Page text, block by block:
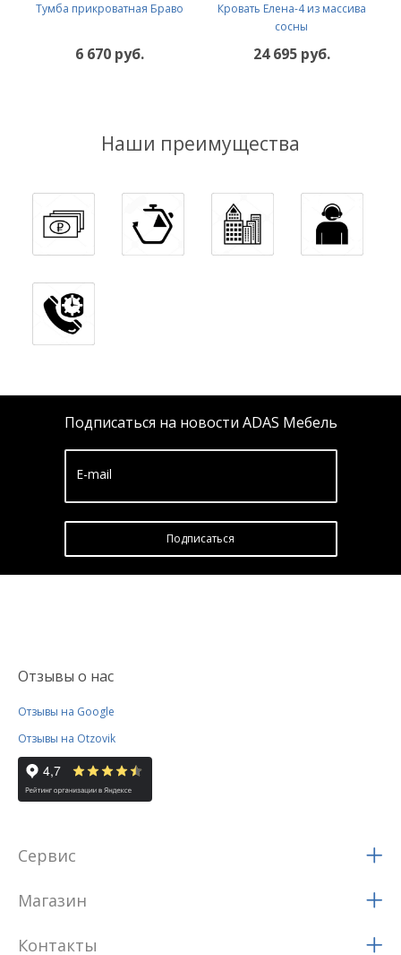
Тумба прикроватная Браво
6 670 руб.
Кровать Елена-4 из массива
сосны
24 695 руб.
Наши преимущества
Подписаться на новости ADAS Мебель
E-mail
Подписатьcя
Отзывы о нас
Отзывы на Google
Отзывы на Otzovik
Сервис
Магазин
Контакты